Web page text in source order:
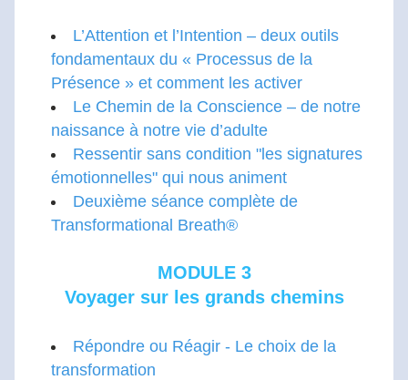
L’Attention et l’Intention – deux outils
fondamentaux du « Processus de la
Présence » et comment les activer
Le Chemin de la Conscience – de notre
naissance à notre vie d’adulte
Ressentir sans condition "les signatures
émotionnelles" qui nous animent
Deuxième séance complète de
Transformational Breath®
MODULE 3
Voyager sur les grands chemins
Répondre ou Réagir - Le choix de la
transformation